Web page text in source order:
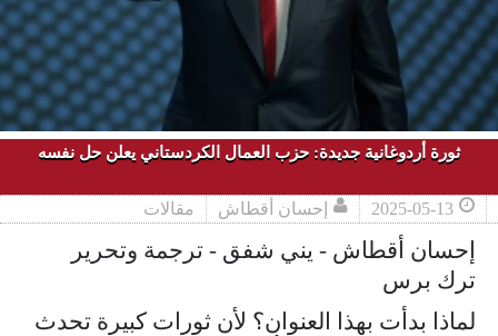
ثورة أردوغانية جديدة: حزب العمال الكردستاني يعلن حل نفسه
2025-05-13 إحسان أقطاش مقالات
إحسان أقطاش - يني شفق - ترجمة وتحرير
ترك برس
لماذا بدأت بهذا العنوان؟ لأن ثورات كبيرة تحدث